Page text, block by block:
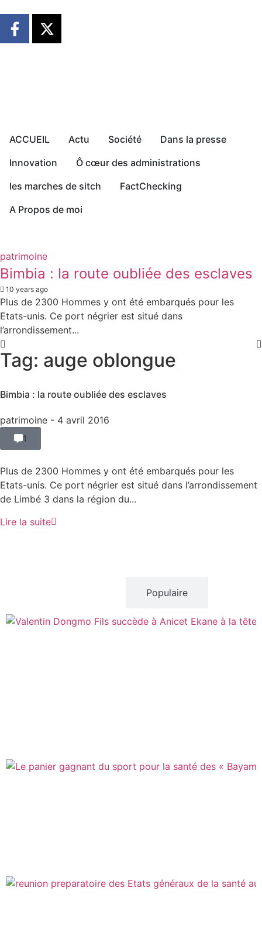
ACCUEIL Actu Société
Dans la presse
Innovation
Ô cœur des administrations
les marches de sitch
FactChecking
A Propos de moi
patrimoine
Bimbia : la route oubliée des esclaves
10 years ago
Plus de 2300 Hommes y ont été embarqués pour les
Etats-unis. Ce port négrier est situé dans
l’arrondissement...
Tag: auge oblongue
Bimbia : la route oubliée des esclaves
patrimoine - 4 avril 2016
1
Plus de 2300 Hommes y ont été embarqués pour les
Etats-unis. Ce port négrier est situé dans l’arrondissement
de Limbé 3 dans la région du...
Lire la suite
Populaire